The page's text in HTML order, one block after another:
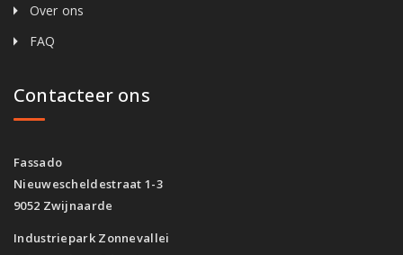
Over ons
FAQ
Contacteer ons
Fassado
Nieuwescheldestraat 1-3
9052 Zwijnaarde
Industriepark Zonnevallei